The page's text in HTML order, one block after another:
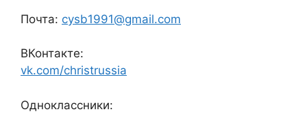
Почта: cysb1991@gmail.com
ВКонтакте:
vk.com/christrussia
Одноклассники: